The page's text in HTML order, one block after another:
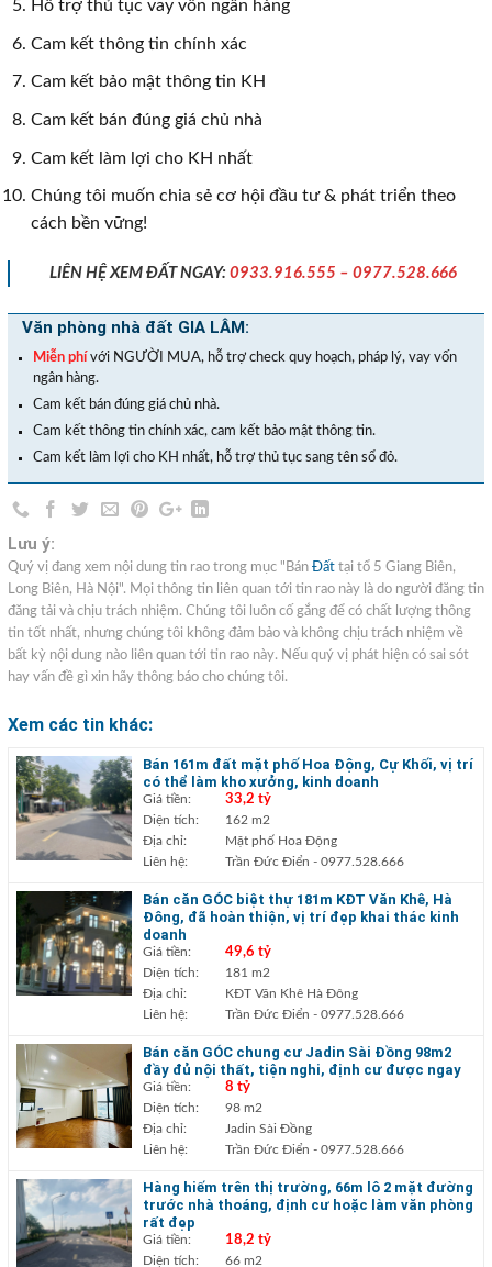
Hỗ trợ thủ tục vay vốn ngân hàng
Cam kết thông tin chính xác
Cam kết bảo mật thông tin KH
Cam kết bán đúng giá chủ nhà
Cam kết làm lợi cho KH nhất
Chúng tôi muốn chia sẻ cơ hội đầu tư & phát triển theo
cách bền vững!
LIÊN HỆ XEM ĐẤT NGAY: 0933.916.555 – 0977.528.666
Văn phòng nhà đất GIA LÂM:
Miễn phí với NGƯỜI MUA, hỗ trợ check quy hoạch, pháp lý, vay vốn
ngân hàng.
Cam kết bán đúng giá chủ nhà.
Cam kết thông tin chính xác, cam kết bảo mật thông tin.
Cam kết làm lợi cho KH nhất, hỗ trợ thủ tục sang tên sổ đỏ.
Lưu ý:
Quý vị đang xem nội dung tin rao trong mục "Bán Đất tại tổ 5 Giang Biên,
Long Biên, Hà Nội". Mọi thông tin liên quan tới tin rao này là do người đăng tin
đăng tải và chịu trách nhiệm. Chúng tôi luôn cố gắng để có chất lượng thông
tin tốt nhất, nhưng chúng tôi không đảm bảo và không chịu trách nhiệm về
bất kỳ nội dung nào liên quan tới tin rao này. Nếu quý vị phát hiện có sai sót
hay vấn đề gì xin hãy thông báo cho chúng tôi.
Xem các tin khác:
Bán 161m đất mặt phố Hoa Động, Cự Khối, vị trí
có thể làm kho xưởng, kinh doanh
Giá tiền: 33,2 tỷ
Diện tích:
162 m2
Địa chỉ:
Mặt phố Hoa Động
Liên hệ:
Trần Đức Điển - 0977.528.666
Bán căn GÓC biệt thự 181m KĐT Văn Khê, Hà
Đông, đã hoàn thiện, vị trí đẹp khai thác kinh
doanh
Giá tiền: 49,6 tỷ
Diện tích:
181 m2
Địa chỉ:
KĐT Văn Khê Hà Đông
Liên hệ:
Trần Đức Điển - 0977.528.666
Bán căn GÓC chung cư Jadin Sài Đồng 98m2
đầy đủ nội thất, tiện nghi, định cư được ngay
Giá tiền: 8 tỷ
Diện tích:
98 m2
Địa chỉ:
Jadin Sài Đồng
Liên hệ:
Trần Đức Điển - 0977.528.666
Hàng hiếm trên thị trường, 66m lô 2 mặt đường
trước nhà thoáng, định cư hoặc làm văn phòng
rất đẹp
Giá tiền: 18,2 tỷ
Diện tích: 66 m2